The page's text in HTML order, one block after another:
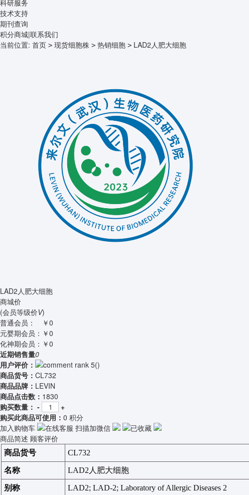
科研服务
技术支持
期刊查询
积分商城|联系我们
当前位置: 首页 > 现货细胞株 > 热销细胞 > LAD2人肥大细胞
LAD2人肥大细胞
商城价
(会员等级价V)
普通会员：
￥0
元婴期会员： ￥0
化神期会员： ￥0
近期销售量0
用户评价：
()
商品货号： CL732
商品品牌： LEVIN
商品点击数： 1830
购买数量： -
+
购买此商品可使用： 0 积分
加入购物车
在线客服 扫描加微信
已收藏
商品简述 顾客评价
商品货号 CL732
名称 LAD2 人肥大细胞
别称 LAD2; LAD-2; Laboratory of Allergic Diseases 2